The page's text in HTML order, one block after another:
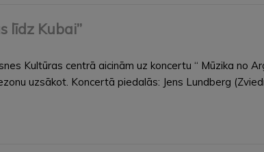
līdz Kubai”
Kultūras centrā aicinām uz koncertu “ Mūzika
uzsākot. Koncertā piedalās: Jens Lundberg